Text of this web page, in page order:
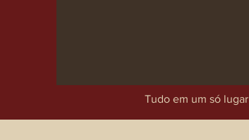
Tudo em um só lugar